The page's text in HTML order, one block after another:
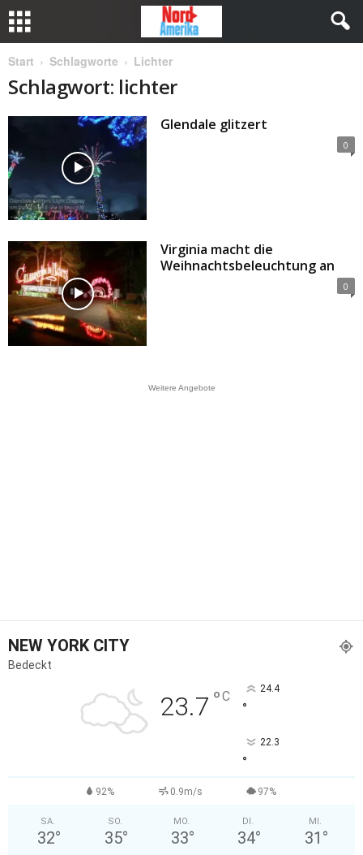
Start Schlagworte Lichter
Schlagwort: lichter
Glendale glitzert
0
Virginia macht die
Weihnachtsbeleuchtung an
0
Weitere Angebote
NEW YORK CITY
Bedeckt
23.7 °C 24.4
°
22.3
°
92% 0.9m/s 97%
SA.
32°
SO.
35°
MO.
33°
DI.
34°
MI.
31 °